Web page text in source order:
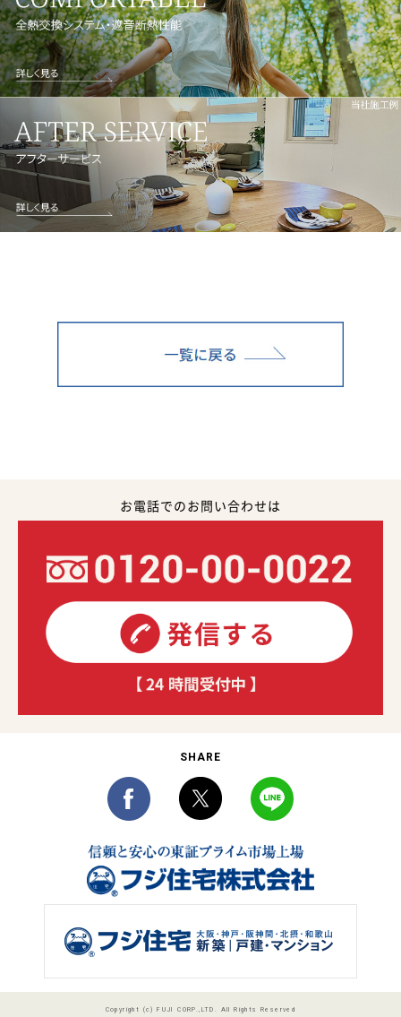
お電話でのお問い合わせは
SHARE
Copyright (c) FUJI CORP.,LTD. All Rights Reserved